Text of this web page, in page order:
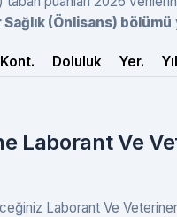
(Önlisans) bölümü
Kont. Doluluk Yer. Yıl
Laborant Ve
Laborant Ve